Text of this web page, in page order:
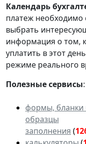
Календарь
платеж необходимо
выбрать
информация о том,
уплатить в этот
режиме реального
Полезные сервисы:
формы, бланки
образцы
заполнения (